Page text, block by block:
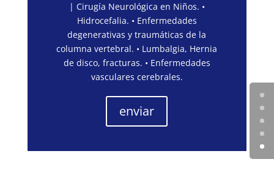
| Cirugía Neurológica en Niños. •
Hidrocefalia. • Enfermedades
degenerativas y traumáticas de la
columna vertebral. • Lumbalgia, Hernia
de disco, fracturas. • Enfermedades
vasculares cerebrales.
enviar